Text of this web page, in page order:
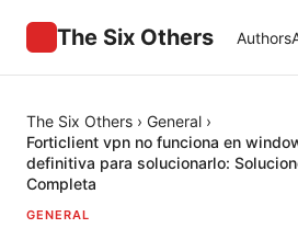
The Six Others Authors
The Six Others › General ›
Forticlient vpn no funciona en
definitiva para solucionarlo:
Completa
GENERAL